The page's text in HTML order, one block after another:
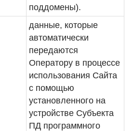
поддомены).
данные, которые
автоматически
передаются
Оператору в процессе
использования Сайта
с помощью
установленного на
устройстве Субъекта
ПД программного